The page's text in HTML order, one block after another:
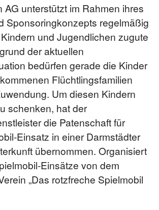
AG unterstützt im Rahmen ihres
Sponsoringkonzepts regelmäßig
und Jugendlichen zugute
der aktuellen
bedürfen gerade die Kinder
Flüchtlingsfamilien
Um diesen Kindern
schenken, hat der
die Patenschaft für
Einsatz in einer Darmstädter
übernommen. Organisiert
Einsätze von dem
„Das rotzfreche Spielmobil